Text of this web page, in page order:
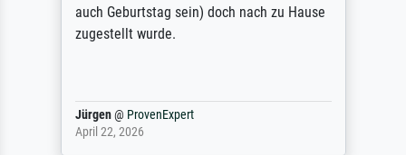
auch Geburtstag sein) doch nach zu Hause
zugestellt wurde.
Jürgen@ ProvenExpert
April 22, 2026